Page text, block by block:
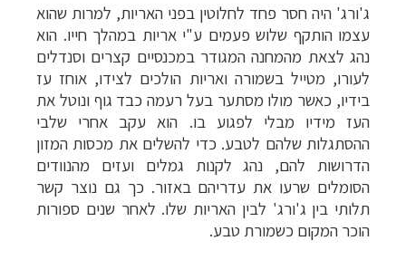
ג'ורג' היה חסר פחד לחלוטין בפני האריות, למרות שהוא
עצמו הותקף שלוש פעמים ע"י אריות במהלך חייו. הוא
נהג לצאת מהמחנה המגודר במכנסיים קצרים וסנדלים
לעורו, מטייל בשמורה ואריות הולכים לצידו, אוחז עז
בידיו, כאשר מולו מסתער בעל רעמה כבד גוף ונוטל את
העז מידיו מבלי לפגוע בו. הוא עקב אחרי שלבי
ההסתגלות שלהם לטבע. כדי להשלים את מכסות המזון
הדרושות להם, נהג לקנות גמלים ועזים מהנוודים
הסומלים שרעו את עדריהם באזור. כך גם נוצר קשר
תלותי בין ג'ורג' לבין האריות שלו. לאחר שנים ספורות
הוכר המקום כשמורת טבע.